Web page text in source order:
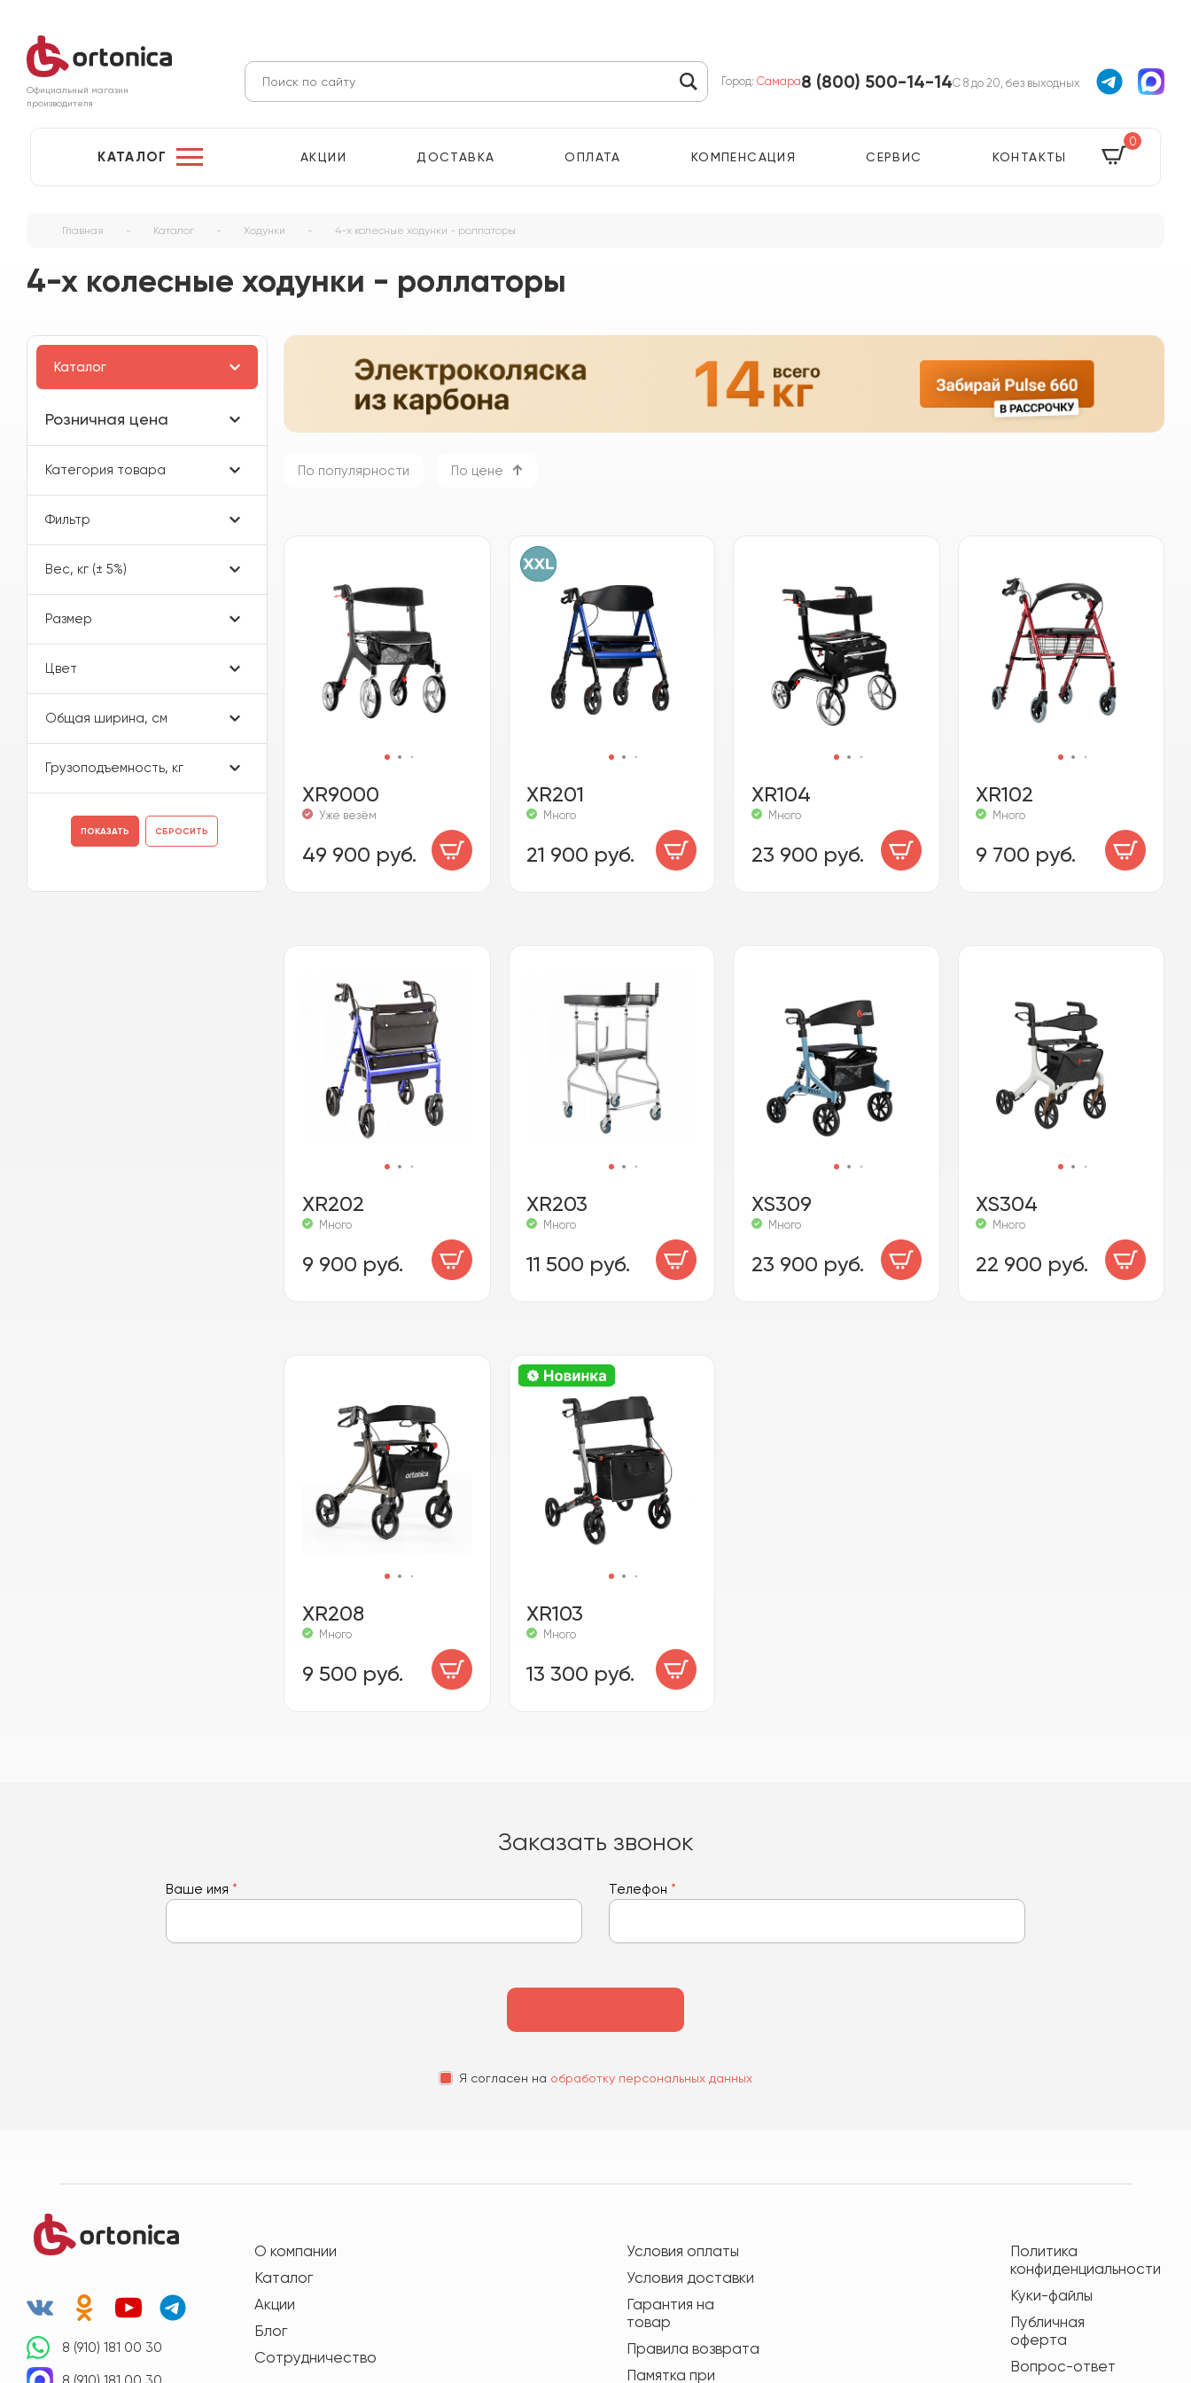
Официальный магазин
производителя
Город: Самара8 (800) 500-14-14С 8 до 20, без выходных
КАТАЛОГ АКЦИИ ДОСТАВКА ОПЛАТА КОМПЕНСАЦИЯ СЕРВИС КОНТАКТЫ
0
Главная - Каталог - Ходунки - 4-х колесные ходунки - роллаторы
4-х колесные ходунки - роллаторы
Каталог
Розничная цена
Категория товара
Фильтр
Вес, кг (± 5%)
Размер
Цвет
Общая ширина, см
Грузоподъемность, кг
По популярности По цене
XR9000
Уже везём
49 900 руб.
XR201
Много
21 900 руб.
XR104
Много
23 900 руб.
XR102
Много
9 700 руб.
XR202
Много
9 900 руб.
XR203
Много
11 500 руб.
XS309
Много
23 900 руб.
XS304
Много
22 900 руб.
XR208
Много
9 500 руб.
XR103
Много
13 300 руб.
Заказать звонок
Ваше имя * Телефон *
Я согласен на обработку персональных данных
8 (910) 181 00 30
О компании
Каталог
Акции
Блог
Сотрудничество
Условия оплаты
Условия доставки
Гарантия на
товар
Правила возврата
Памятка при
Политика
конфиденциальности
Куки-файлы
Публичная
оферта
Вопрос-ответ